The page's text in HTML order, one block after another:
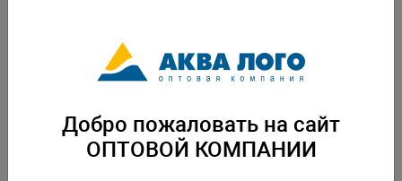
Грунт природный натуральный , окрашенный. Нейтральный. Безопасен
для водных и наземных живых организмов. Готов к применению. Вес:
Скачать каталогДобро пожаловать на сайт
ОПТОВОЙ КОМПАНИИ